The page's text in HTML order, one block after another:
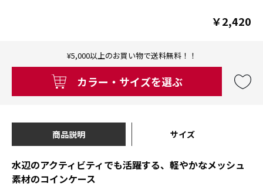
￥2,420
¥5,000以上のお買い物で送料無料！！
カラー・サイズを選ぶ
商品説明 サイズ
水辺のアクティビティでも活躍する、軽やかなメッシュ
素材のコインケース